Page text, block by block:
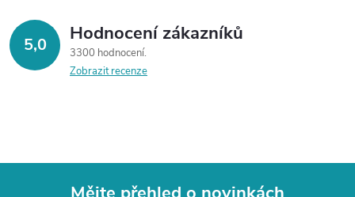
5,0 Hodnocení zákazníků
3300 hodnocení
Zobrazit recenze